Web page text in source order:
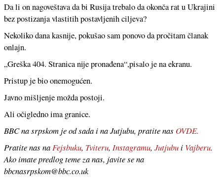
Da li on nagoveštava da bi Rusija trebalo da okonča rat u Ukrajini
bez postizanja vlastitih postavljenih ciljeva?
Nekoliko dana kasnije, pokušao sam ponovo da pročitam članak
onlajn.
„Greška 404. Stranica nije pronađena“,pisalo je na ekranu.
Pristup je bio onemogućen.
Javno mišljenje možda postoji.
Ali očigledno ima granice.
BBC na srpskom je od sada i na Jutjubu, pratite nas OVDE.
Pratite nas naFejsbuku, Tviteru, Instagramu, Jutjubui Vajberu.
Ako imate predlog teme za nas, javite se na
bbcnasrpskom@bbc.co.uk